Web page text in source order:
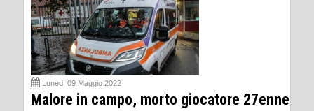
Lunedì 09 Maggio 2022
Malore in campo, morto giocatore 27enne